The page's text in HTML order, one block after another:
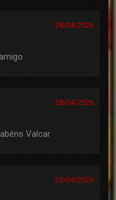
28/04/2026
28/04/2026
Valcar
23/04/2026